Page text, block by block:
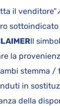
il
Il
la
stemma /
in
della